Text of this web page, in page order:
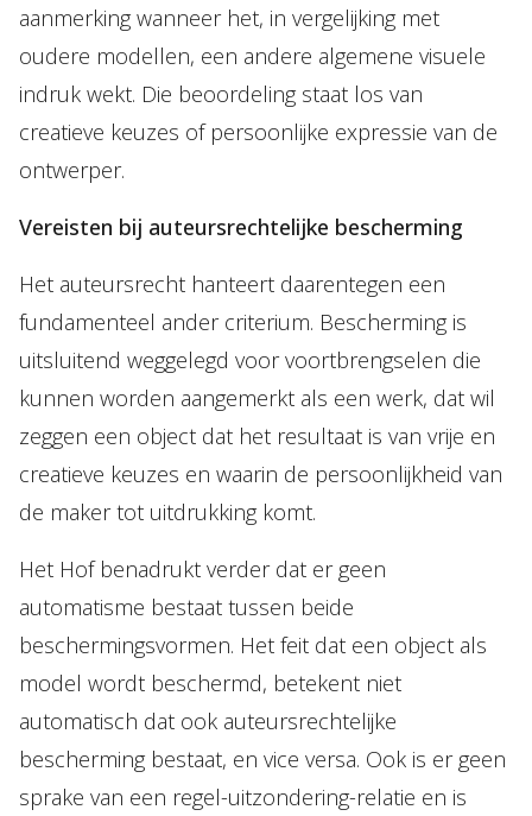
aanmerking wanneer het, in vergelijking met
oudere modellen, een andere algemene visuele
indruk wekt. Die beoordeling staat los van
creatieve keuzes of persoonlijke expressie van de
ontwerper.
Vereisten bij auteursrechtelijke bescherming
Het auteursrecht hanteert daarentegen een
fundamenteel ander criterium. Bescherming is
uitsluitend weggelegd voor voortbrengselen die
kunnen worden aangemerkt als een werk, dat wil
zeggen een object dat het resultaat is van vrije en
creatieve keuzes en waarin de persoonlijkheid van
de maker tot uitdrukking komt.
Het Hof benadrukt verder dat er geen
automatisme bestaat tussen beide
beschermingsvormen. Het feit dat een object als
model wordt beschermd, betekent niet
automatisch dat ook auteursrechtelijke
bescherming bestaat, en vice versa. Ook is er geen
sprake van een regel-uitzondering-relatie en is